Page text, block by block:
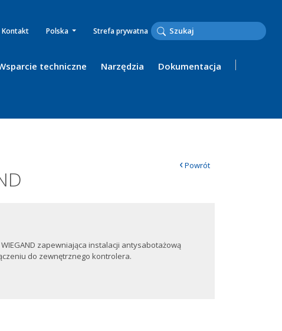
Kontakt Polska Strefa prywatna
techniczne Narzędzia Dokumentacja
‹Powrót
zapewniająca instalacji antysabotażową
do zewnętrznego kontrolera.